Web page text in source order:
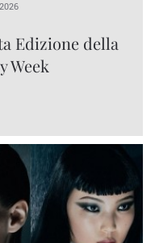
Edizione della
Week